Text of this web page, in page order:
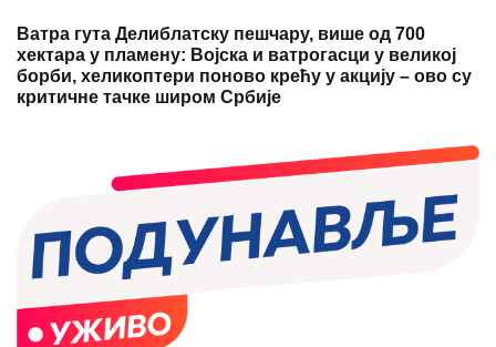
07. 08. 2026 12:05
ПОЧЕЛА ЧИСТКА, УСКОРО НОВЕ СМЕНЕ! Вучићев